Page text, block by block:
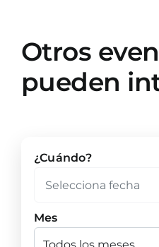
Otros
pueden
¿Cuándo?
Mes